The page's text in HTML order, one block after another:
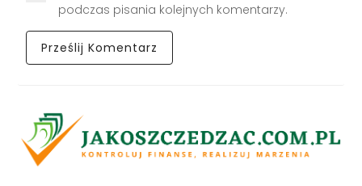
podczas pisania kolejnych komentarzy.